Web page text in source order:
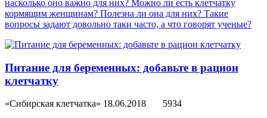
насколько оно важно для них? Можно ли есть клетчатку
кормящим женщинам? Полезна ли она для них? Такие
вопросы задают довольно таки часто, а что говорят ученые?
Питание для беременных: добавьте в рацион
клетчатку
«Сибирская клетчатка» 18.06.2018
5934